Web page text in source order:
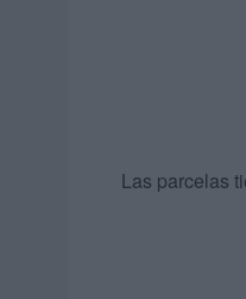
Las parcelas